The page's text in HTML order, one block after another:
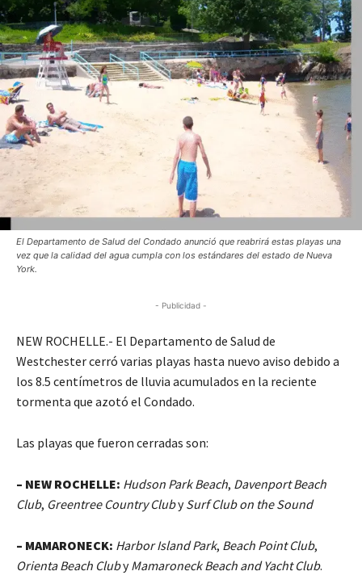
El Departamento de Salud del Condado anunció que reabrirá estas playas una
vez que la calidad del agua cumpla con los estándares del estado de Nueva
York.
- Publicidad -
NEW ROCHELLE.- El Departamento de Salud de
Westchester cerró varias playas hasta nuevo aviso debido a
los 8.5 centímetros de lluvia acumulados en la reciente
tormenta que azotó el Condado.
Las playas que fueron cerradas son:
– NEW ROCHELLE: Hudson Park Beach, Davenport Beach
Club, Greentree Country ClubySurf Club on the Sound
– MAMARONECK: Harbor Island Park, Beach Point Club,
Orienta Beach ClubyMamaroneck Beach and Yacht Club.